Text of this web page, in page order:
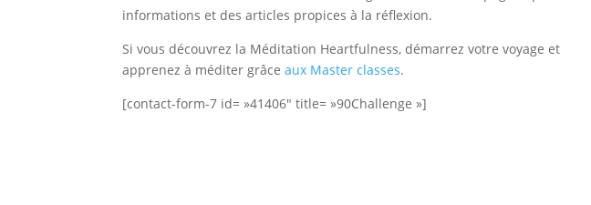
informations et des articles propices à la réflexion.
Si vous découvrez la Méditation Heartfulness, démarrez votre voyage et
apprenez à méditer grâceaux Master classes.
[contact-form-7 id= »41406″ title= »90Challenge »]